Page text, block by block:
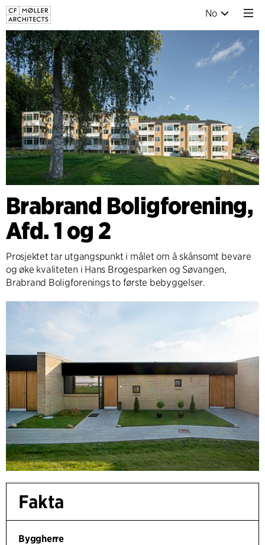
No
Brabrand Boligforening,
Afd. 1 og 2
Prosjektet tar utgangspunkt i målet om å skånsomt bevare
og øke kvaliteten i Hans Brogesparken og Søvangen,
Brabrand Boligforenings to første bebyggelser.
Fakta
Byggherre